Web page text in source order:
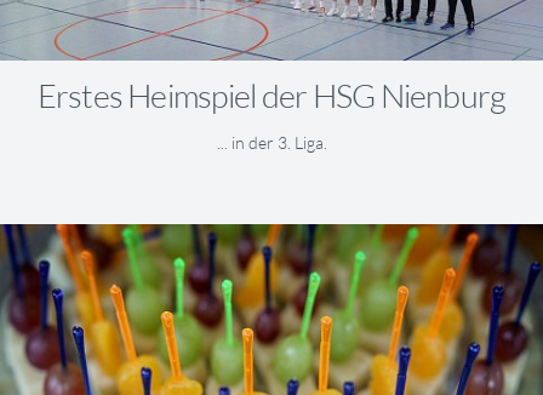
Erstes Heimspiel der HSG Nienburg
... in der 3. Liga.